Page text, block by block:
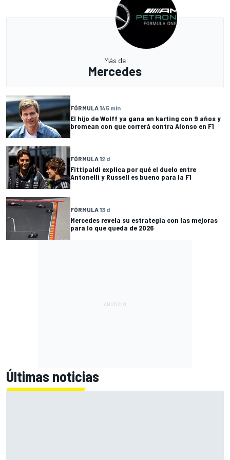
Más de
Mercedes
FÓRMULA 145 min
El hijo de Wolff ya gana en karting con 9 años y
bromean con que correrá contra Alonso en F1
FÓRMULA 12 d
Fittipaldi explica por qué el duelo entre
Antonelli y Russell es bueno para la F1
FÓRMULA 13 d
Mercedes revela su estrategia con las mejoras
para lo que queda de 2026
Últimas noticias